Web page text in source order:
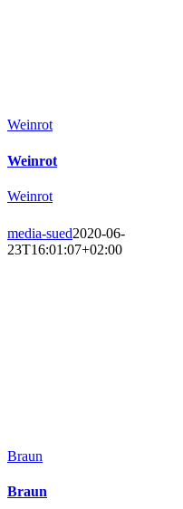
Weinrot
Weinrot
Weinrot
media-sued2020-06-
23T16:01:07+02:00
Braun
Braun